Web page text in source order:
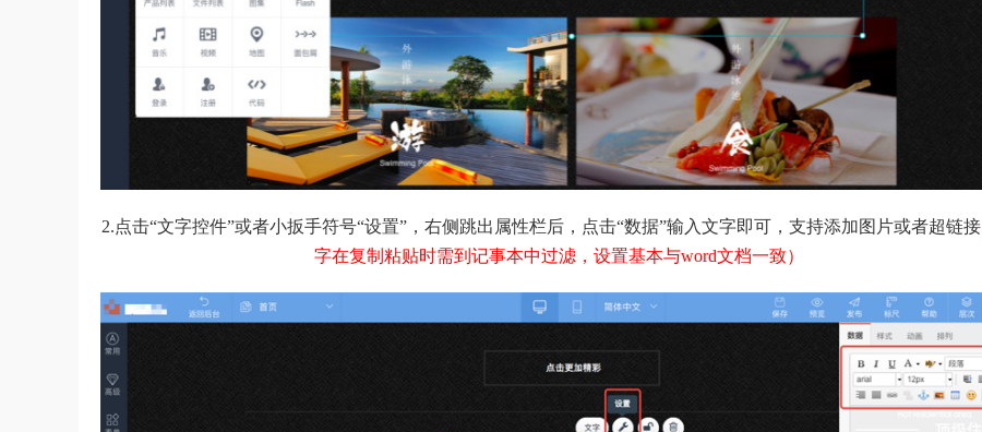
2.点击“文字控件”或者小扳手符号“设置”，右侧跳出属性栏后，点击“数据”输入文字即可，支持添加图片或者超链接
字在复制粘贴时需到记事本中过滤，设置基本与word文档一致）